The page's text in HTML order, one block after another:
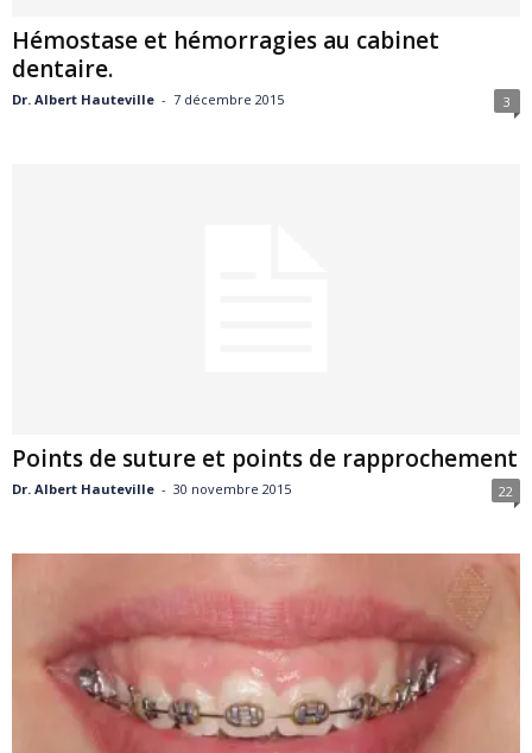
Hémostase et hémorragies au cabinet
dentaire.
Dr. Albert Hauteville - 7 décembre 2015 3
Points de suture et points de rapprochement
Dr. Albert Hauteville - 30 novembre 2015 22